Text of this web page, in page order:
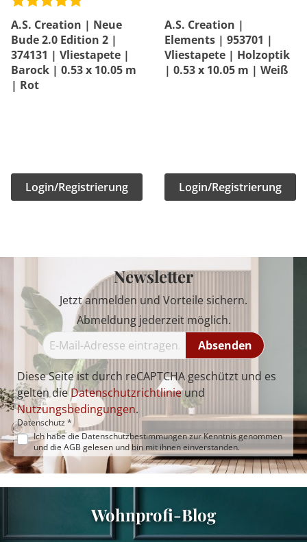
A.S. Creation | Neue
Bude 2.0 Edition 2 |
374131 | Vliestapete |
Barock | 0.53 x 10.05 m
| Rot
Login/Registrierung
A.S. Creation |
Elements | 953701 |
Vliestapete | Holzoptik
| 0.53 x 10.05 m | Weiß
Login/Registrierung
Newsletter
Jetzt anmelden und Vorteile sichern.
Abmeldung jederzeit möglich.
Absenden
Diese Seite ist durch reCAPTCHA geschützt und es
gelten dieDatenschutzrichtlinieund
Nutzungsbedingungen.
Datenschutz *
Ich habe die Datenschutzbestimmungenzur Kenntnis genommen
und die AGB gelesen und bin mit ihnen einverstanden.
Wohnprofi-Blog